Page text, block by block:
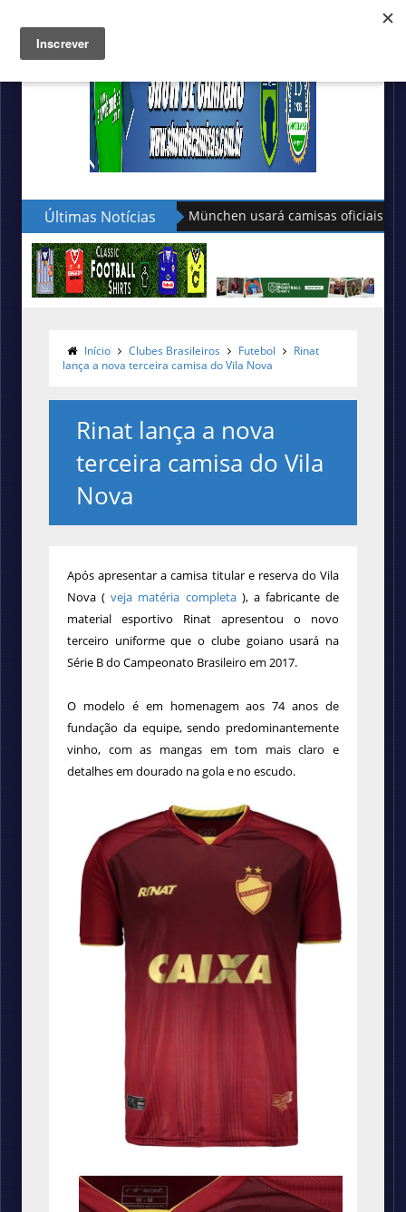
Últimas Notícias
Türkgücü München usará camisas oficiais da seleção
Início Clubes Brasileiros Futebol
Rinat
lança a nova terceira camisa do Vila Nova
Rinat lança a nova
terceira camisa do Vila
Nova
Após apresentar a camisa titular e reserva do Vila
Nova (veja matéria completa), a fabricante de
material esportivo Rinat apresentou o novo
terceiro uniforme que o clube goiano usará na
Série B do Campeonato Brasileiro em 2017.
O modelo é em homenagem aos 74 anos de
fundação da equipe, sendo predominantemente
vinho, com as mangas em tom mais claro e
detalhes em dourado na gola e no escudo.